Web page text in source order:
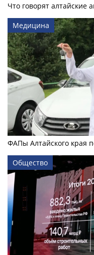
Что говорят алтайские
Медицина
ФАПы Алтайского края
Общество